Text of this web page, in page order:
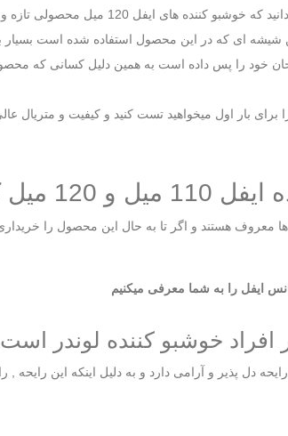
برای آنکه بفهمیم کدام مدل بهتر
بار اول میخواهید تست کنید و کیفیت و متریال
کدام است؟
ها معروف هستند و اگر تا به حال این محصول را
ایفل را به شما معرفی میکنیم
افراد خوشبو کننده لوندر
دل پذیر و آرامی دارد و به دلیل اینکه این